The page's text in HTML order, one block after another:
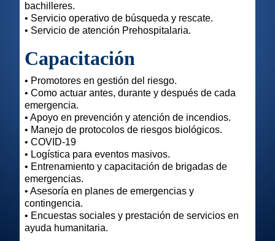
bachilleres.
• Servicio operativo de búsqueda y rescate.
• Servicio de atención Prehospitalaria.
Capacitación
• Promotores en gestión del riesgo.
• Como actuar antes, durante y después de cada
emergencia.
• Apoyo en prevención y atención de incendios.
• Manejo de protocolos de riesgos biológicos.
• COVID-19
• Logística para eventos masivos.
• Entrenamiento y capacitación de brigadas de
emergencias.
• Asesoría en planes de emergencias y
contingencia.
• Encuestas sociales y prestación de servicios en
ayuda humanitaria.